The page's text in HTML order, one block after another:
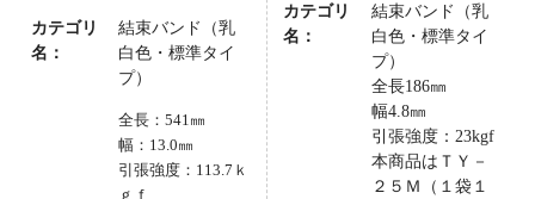
カテゴリ
名：
結束バンド（乳
白色・標準タイ
プ）
全長：541㎜
幅：13.0㎜
引張強度：113.7ｋ
ｇｆ
カテゴリ
名：
結束バンド（乳
白色・標準タイ
プ）
全長186㎜
幅4.8㎜
引張強度：23kgf
本商品はＴＹ－
２５Ｍ（１袋１